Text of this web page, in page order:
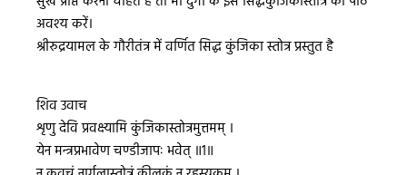
अवश्य करें।
श्रीरुद्रयामल के गौरीतंत्र में वर्णित सिद्ध कुंजिका स्तोत्र प्रस्तुत है
शिव उवाच
शृणु देवि प्रवक्ष्यामि कुंजिकास्तोत्रमुत्तमम् ।
येन मन्त्रप्रभावेण चण्डीजापः भवेत् ॥1॥